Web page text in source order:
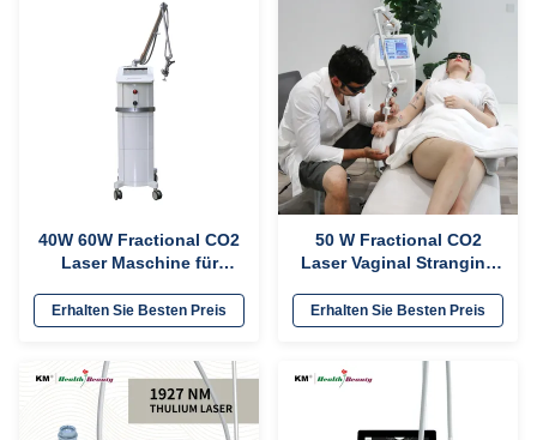
40W 60W Fractional CO2
Laser Maschine für
Streckenmarke
Narbenentfernung
Erhalten Sie Besten Preis
50 W Fractional CO2
Laser Vaginal Stranging
Wellenlänge
Erhalten Sie Besten Preis